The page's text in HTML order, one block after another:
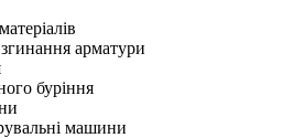
арматури
буріння
машини